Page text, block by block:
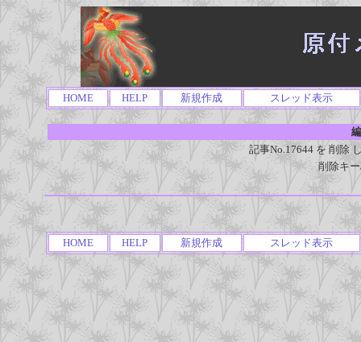
HOME HELP 新規作成 スレッド表示
記事No.17644 を 削除
削除キ
HOME HELP 新規作成 スレッド表示